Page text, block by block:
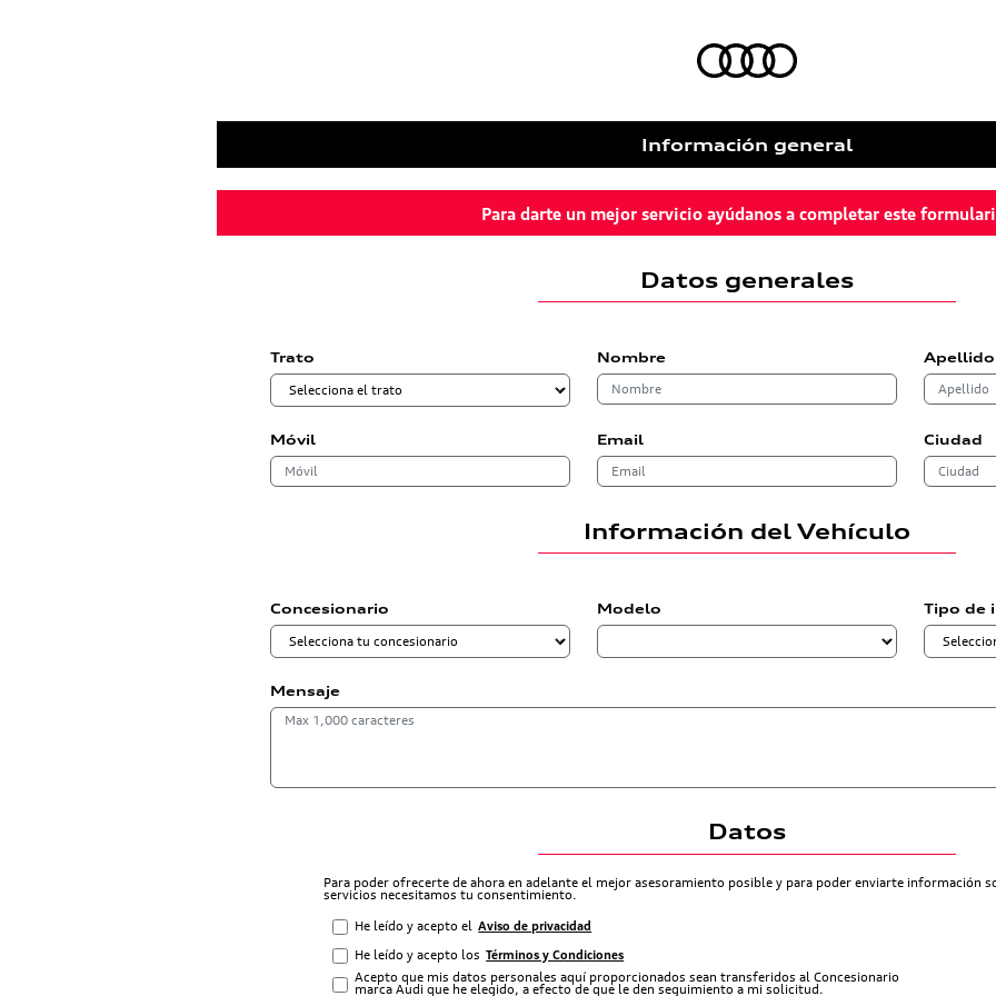
Información general
Para darte un mejor servicio ayúdanos a completar este
Datos generales
Trato Nombre Apellido
Móvil Email Ciudad
Información del Vehículo
Concesionario Modelo Tipo de
Mensaje
Datos
Para poder ofrecerte de ahora en adelante el mejor asesoramiento posible y para poder enviarte información
servicios necesitamos tu consentimiento.
He leído y acepto el Aviso de privacidad
He leído y acepto los Términos y Condiciones
Acepto que mis datos personales aquí proporcionados sean transferidos al Concesionario
marca Audi que he elegido, a efecto de que le den seguimiento a mi solicitud.